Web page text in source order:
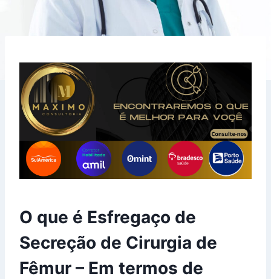
O que é Esfregaço de
Secreção de Cirurgia de
Fêmur – Em termos de